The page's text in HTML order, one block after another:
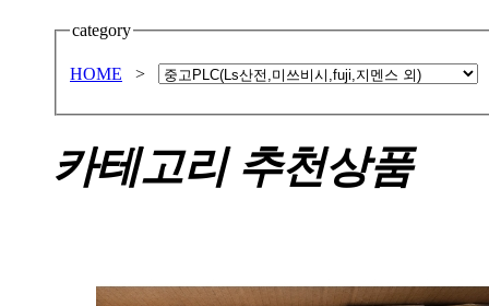
category
HOME >
카테고리 추천상품